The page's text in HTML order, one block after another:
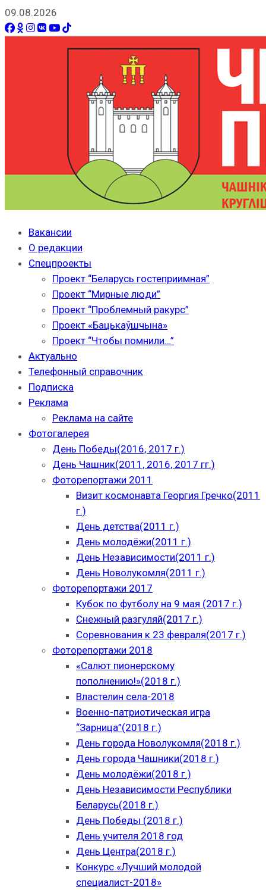
09.08.2026
Вакансии
О редакции
Спецпроекты
Проект “Беларусь гостеприимная”
Проект “Мирные люди”
Проект “Проблемный ракурс”
Проект «Бацькаўшчына»
Проект “Чтобы помнили…”
Актуально
Телефонный справочник
Подписка
Реклама
Реклама на сайте
Фотогалерея
День Победы(2016, 2017 г.)
День Чашник(2011, 2016, 2017 гг.)
Фоторепортажи 2011
Визит космонавта Георгия Гречко(2011
г.)
День детства(2011 г.)
День молодёжи(2011 г.)
День Независимости(2011 г.)
День Новолукомля(2011 г.)
Фоторепортажи 2017
Кубок по футболу на 9 мая (2017 г.)
Снежный разгуляй(2017 г.)
Соревнования к 23 февраля(2017 г.)
Фоторепортажи 2018
«Салют пионерскому
пополнению!»(2018 г.)
Властелин села-2018
Военно-патриотическая игра
“Зарница”(2018 г.)
День города Новолукомля(2018 г.)
День города Чашники(2018 г.)
День молодёжи(2018 г.)
День Независимости Республики
Беларусь(2018 г.)
День Победы (2018 г.)
День учителя 2018 год
День Центра(2018 г.)
Конкурс «Лучший молодой
специалист-2018»